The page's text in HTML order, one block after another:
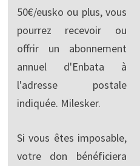
50€/eusko ou plus, vous
pourrez recevoir ou
offrir un abonnement
annuel d'Enbata à
l'adresse postale
indiquée. Milesker.
Si vous êtes imposable,
votre don bénéficiera